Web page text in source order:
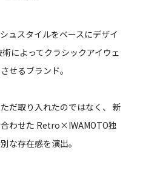
ュスタイルをベースにデザイ
によってクラシックアイウェ
せるブランド。
だ取り入れたのではなく、 新
わせた Retro×IWAMOTO独
な存在感を演出。